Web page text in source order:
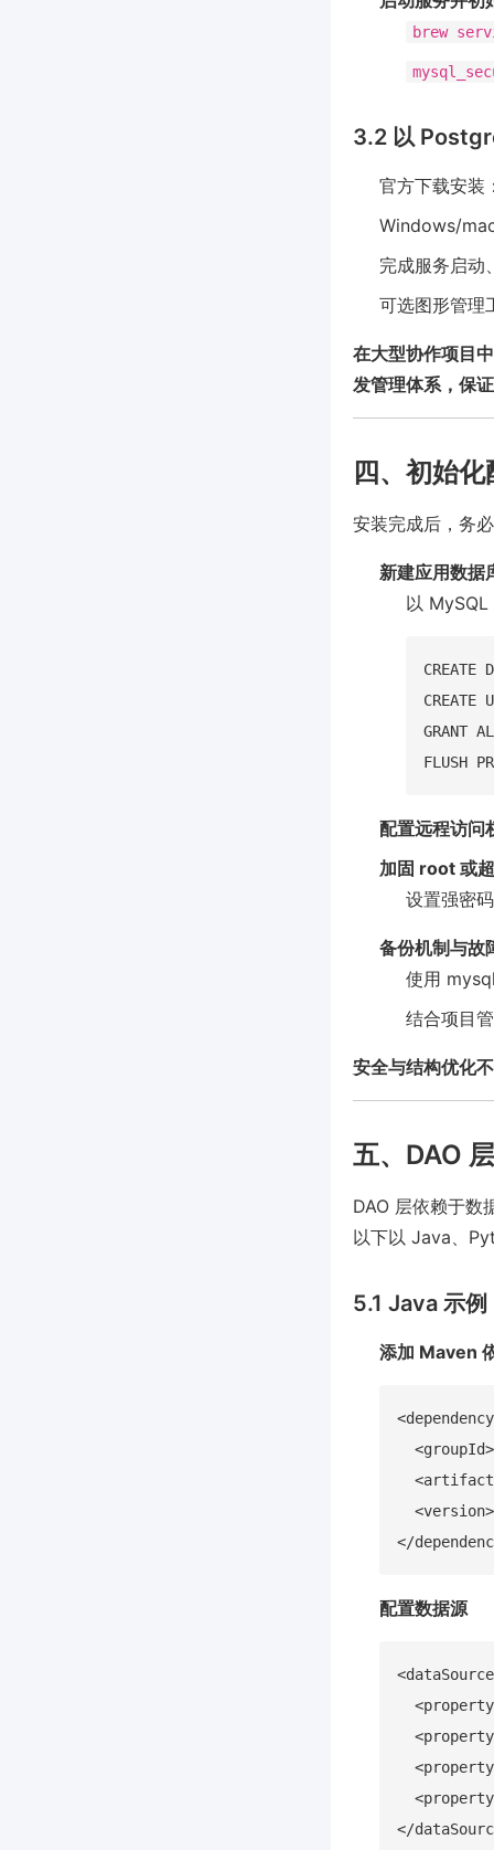
brew
3.2 以
官方下载安装
Windows/
完成服务启动
可选图形管
在大型协作项目
发管理体系，保
四、初始
安装完成后，务
新建应用数据
以 MySQL
CREATE
GRANT
配置远程访问
加固 root 或
设置强密
备份机制与故
使用
结合项目
安全与结构优化
五、DAO
DAO 层依赖于数
以下以 Java、
5.1 Java 示
添加 Maven
配置数据源